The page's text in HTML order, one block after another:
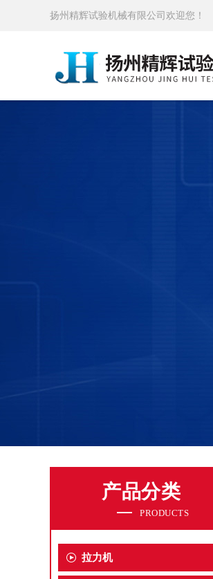
扬州精辉试验机械有限公司欢迎您！
产品分类
PRODUCTS
拉力机